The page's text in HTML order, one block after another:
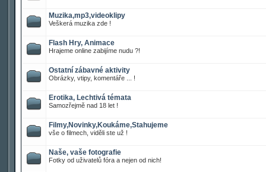
Muzika,mp3,videoklipy
Veškerá muzika zde !
Flash Hry, Animace
Hrajeme online zabijíme nudu ?!
Ostatní zábavné aktivity
Obrázky, vtipy, komentáře ... !
Erotika, Lechtivá témata
Samozřejmě nad 18 let !
Filmy,Novinky,Koukáme,Stahujeme
vše o filmech, viděli ste už !
Naše, vaše fotografie
Fotky od uživatelů fóra a nejen od nich!